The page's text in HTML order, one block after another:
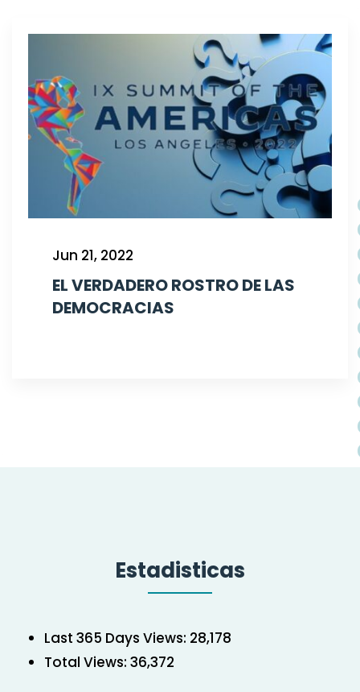
Jun 21, 2022
EL VERDADERO ROSTRO DE LAS
DEMOCRACIAS
Estadisticas
Last 365 Days Views: 28,178
Total Views: 36,372